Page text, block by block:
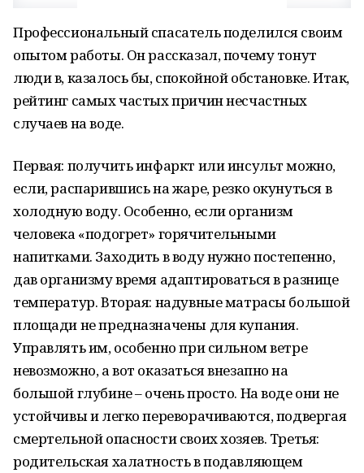
Профессиональный спасатель поделился своим
опытом работы. Он рассказал, почему тонут
люди в, казалось бы, спокойной обстановке. Итак,
рейтинг самых частых причин несчастных
случаев на воде.
Первая: получить инфаркт или инсульт можно,
если, распарившись на жаре, резко окунуться в
холодную воду. Особенно, если организм
человека «подогрет» горячительными
напитками. Заходить в воду нужно постепенно,
дав организму время адаптироваться в разнице
температур. Вторая: надувные матрасы большой
площади не предназначены для купания.
Управлять им, особенно при сильном ветре
невозможно, а вот оказаться внезапно на
большой глубине – очень просто. На воде они не
устойчивы и легко переворачиваются, подвергая
смертельной опасности своих хозяев. Третья:
родительская халатность в подавляющем